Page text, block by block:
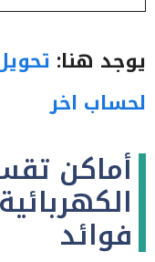
يوجد هنا:
لحساب اخر
فوائد